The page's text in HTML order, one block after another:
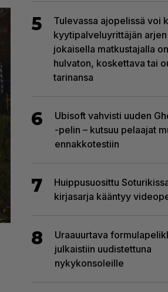
5
Tulevassa ajopelissä voi
kyytipalveluyrittäjän arjen
jokaisella matkustajalla
hulvaton, koskettava tai
tarinansa
6
Ubisoft vahvisti uuden
-pelin – kutsuu pelaajat
ennakkotestiin
7
Huippusuosittu
kirjasarja kääntyy
8
Uraauurtava
julkaistiin uudistettuna
nykykonsoleille